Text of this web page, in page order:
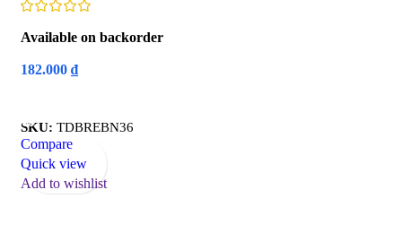
Available on backorder
182.000 ₫
SKU: TDBREBN36
Compare
Quick view
Add to wishlist